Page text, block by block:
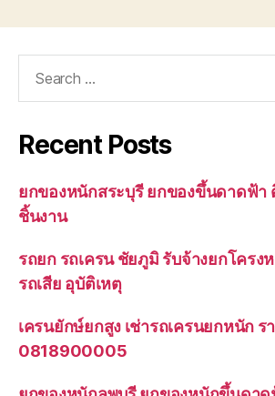
Recent Posts
ยกของหนักสระบุรี ยกของขึ้นดาดฟ้า
ชิ้นงาน
รถยก รถเครน ชัยภูมิ รับจ้างยกโครง
รถเสีย อุบัติเหตุ
เครนยักษ์ยกสูง เช่ารถเครนยกหนัก
0818900005